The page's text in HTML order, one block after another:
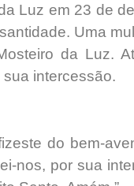
Luz em 23 de
Uma
da Luz.
intercessão.
do bem-
nos, por sua